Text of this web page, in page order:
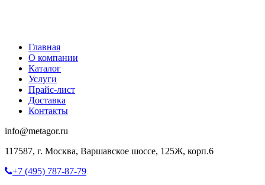
Главная
О компании
Каталог
Услуги
Прайс-лист
Доставка
Контакты
info@metagor.ru
117587, г. Москва, Варшавское шоссе, 125Ж, корп.6
+7 (495) 787-87-79